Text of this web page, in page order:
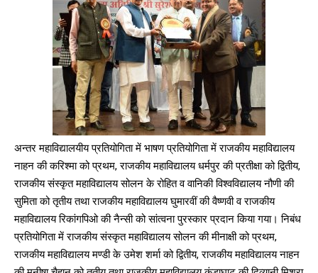
अन्तर महाविद्यालयीय प्रतियोगिता में भाषण प्रतियोगिता में राजकीय महाविद्यालय
नाहन की करिश्मा को प्रथम, राजकीय महाविद्यालय धर्मपुर की प्रतीक्षा को द्वितीय,
राजकीय संस्कृत महाविद्यालय सोलन के रोहित व वानिकी विश्वविद्यालय नौणी की
सुमिता को तृतीय तथा राजकीय महाविद्यालय घुमारवीं की वैष्णवी व राजकीय
महाविद्यालय रिकांगपिओ की नैन्सी को सांत्वना पुरस्कार प्रदान किया गया। निबंध
प्रतियोगिता में राजकीय संस्कृत महाविद्यालय सोलन की मीनाक्षी को प्रथम,
राजकीय महाविद्यालय मण्डी के उमेश शर्मा को द्वितीय, राजकीय महाविद्यालय नाहन